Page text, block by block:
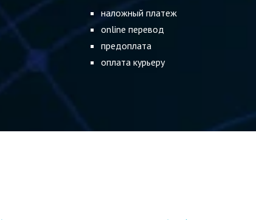
наложный платеж
online перевод
предоплата
оплата курьеру